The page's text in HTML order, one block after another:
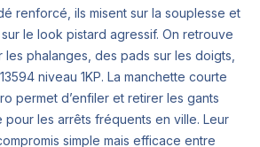
renforcé, ils misent sur la souplesse et
le look pistard agressif. On retrouve
phalanges, des pads sur les doigts,
niveau 1KP. La manchette courte
permet d’enfiler et retirer les gants
pour les arrêts fréquents en ville. Leur
simple mais efficace entre